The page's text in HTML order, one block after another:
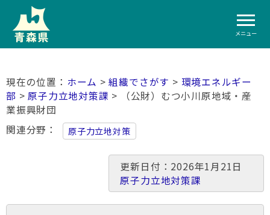
メニュー
ホーム >組織でさがす > 環境エネルギー
部 >原子力立地対策課 > （公財）むつ小川原地域・産
業振興財団
関連分野
原子力立地対策
更新日付：2026年1月21日
原子力立地対策課